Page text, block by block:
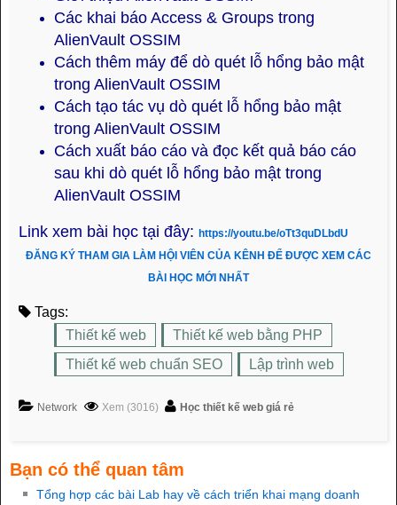
Các khai báo Access & Groups trong
AlienVault OSSIM
Cách thêm máy để dò quét lỗ hổng bảo mật
trong AlienVault OSSIM
Cách tạo tác vụ dò quét lỗ hổng bảo mật
trong AlienVault OSSIM
Cách xuất báo cáo và đọc kết quả báo cáo
sau khi dò quét lỗ hổng bảo mật trong
AlienVault OSSIM
Link xem bài học tại đây: https://youtu.be/oTt3quDLbdU
ĐĂNG KÝ THAM GIA LÀM HỘI VIÊN CỦA KÊNH ĐỂ ĐƯỢC XEM CÁC
BÀI HỌC MỚI NHẤT
Tags:
Thiết kế web
Thiết kế web bằng PHP
Thiết kế web chuẩn SEO
Lập trình web
Network Xem (3016) Học thiết kế web giá rẻ
Bạn có thể quan tâm
Tổng hợp các bài Lab hay về cách triển khai mạng doanh